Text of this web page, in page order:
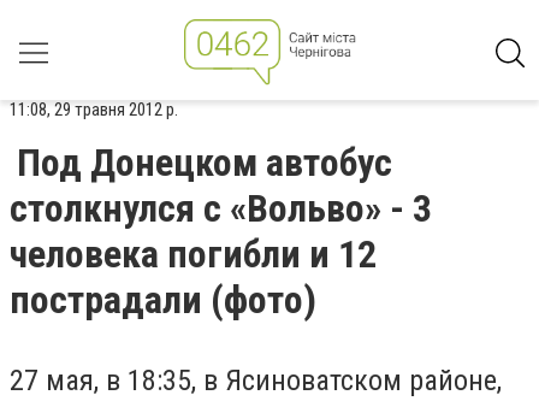
11:08, 29 травня 2012 р.
Под Донецком автобус
столкнулся с «Вольво» - 3
человека погибли и 12
пострадали (фото)
27 мая, в 18:35, в Ясиноватском районе,